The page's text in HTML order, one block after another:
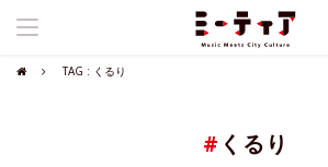
TAG : くるり
# くるり